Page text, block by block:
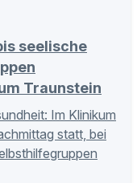
seelische
Traunstein
Im Klinikum
statt, bei